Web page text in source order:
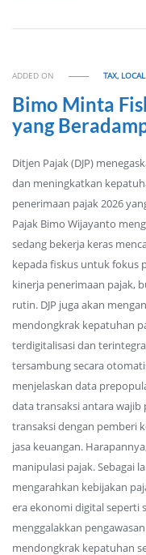
ADDED ON TAX, LOCAL
Bimo Minta
yang
Ditjen Pajak (DJP)
dan meningkatkan
penerimaan pajak 2026
Pajak Bimo Wijayanto
sedang bekerja keras
kepada fiskus untuk fokus
kinerja penerimaan pajak,
rutin. DJP juga akan
mendongkrak kepatuhan
terdigitalisasi dan
tersambung secara
menjelaskan data
data transaksi antara wajib
transaksi dengan pemberi
jasa keuangan.
manipulasi pajak. Sebagai
mengarahkan kebijakan
era ekonomi digital seperti
menggalakkan
mendongkrak kepatuhan